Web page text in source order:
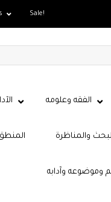
Sale!
الفقه وعلومه
والمناظرة
وموضوعه وآدابه